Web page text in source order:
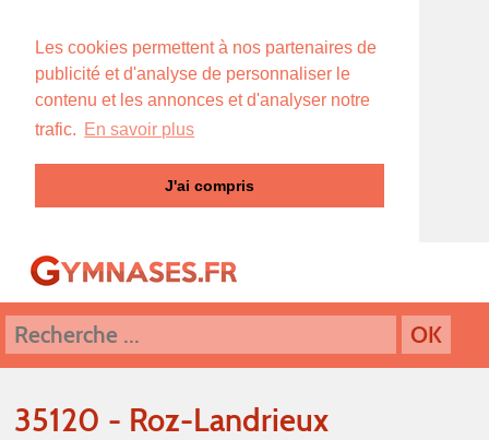
Les cookies permettent à nos partenaires de
publicité et d'analyse de personnaliser le
contenu et les annonces et d'analyser notre
trafic. En savoir plus
J'ai compris
35120 - Roz-Landrieux